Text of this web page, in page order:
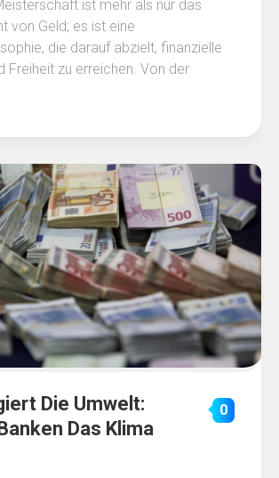
ist mehr als nur das
von Geld; es ist eine
die darauf abzielt, finanzielle
Freiheit zu erreichen. Von der
Die Umwelt:
Das Klima
0